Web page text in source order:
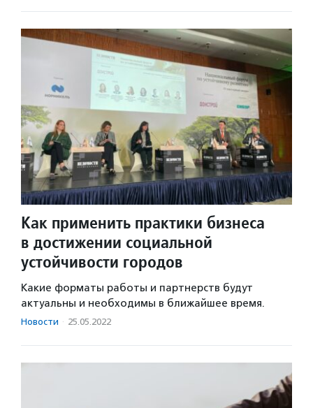
Как применить практики бизнеса
в достижении социальной
устойчивости городов
Какие форматы работы и партнерств будут
актуальны и необходимы в ближайшее время.
Новости · 25.05.2022